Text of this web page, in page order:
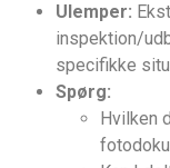
Ulemper:
inspektion/
specifikke
Spørg:
Hvilken